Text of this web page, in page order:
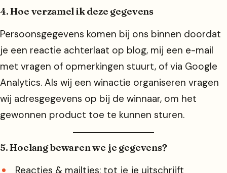
4. Hoe verzamel ik deze gegevens
Persoonsgegevens komen bij ons binnen doordat
je een reactie achterlaat op blog, mij een e-mail
met vragen of opmerkingen stuurt, of via Google
Analytics. Als wij een winactie organiseren vragen
wij adresgegevens op bij de winnaar, om het
gewonnen product toe te kunnen sturen.
5. Hoelang bewaren we je gegevens?
Reacties & mailtjes: tot je je uitschrijft